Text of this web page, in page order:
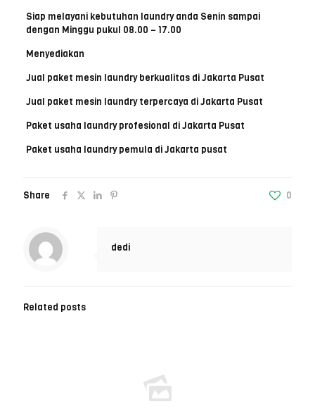
Siap melayani kebutuhan laundry anda Senin sampai
dengan Minggu pukul 08.00 – 17.00
Menyediakan
Jual paket mesin laundry berkualitas di Jakarta Pusat
Jual paket mesin laundry terpercaya di Jakarta Pusat
Paket usaha laundry profesional di Jakarta Pusat
Paket usaha laundry pemula di Jakarta pusat
Share 0
dedi
Related posts